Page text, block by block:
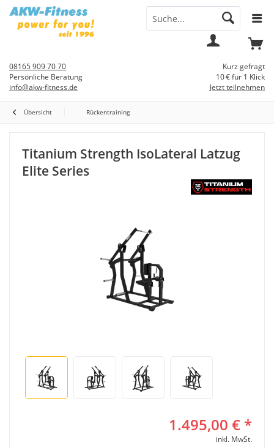
Kurz gefragt
10 € für 1 Klick
Jetzt teilnehmen
08165 909 70 70
Persönliche Beratung
info@akw-fitness.de
Übersicht Rückentraining
Titanium Strength IsoLateral Latzug
Elite Series
1.495,00 € *
inkl. MwSt.